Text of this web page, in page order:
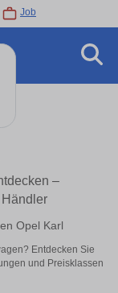
Job
–
Opel Karl
Entdecken Sie
und Preisklassen